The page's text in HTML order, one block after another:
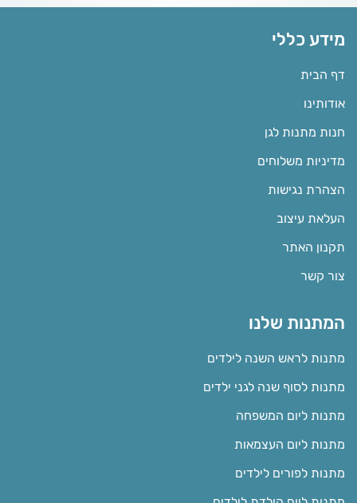
מידע כללי
דף הבית
אודותינו
חנות מתנות לגן
מדיניות משלוחים
הצהרת נגישות
העלאת עיצוב
תקנון האתר
צור קשר
המתנות שלנו
מתנות לראש השנה לילדים
מתנות לסוף שנה לגני ילדים
מתנות ליום המשפחה
מתנות ליום העצמאות
מתנות לפורים לילדים